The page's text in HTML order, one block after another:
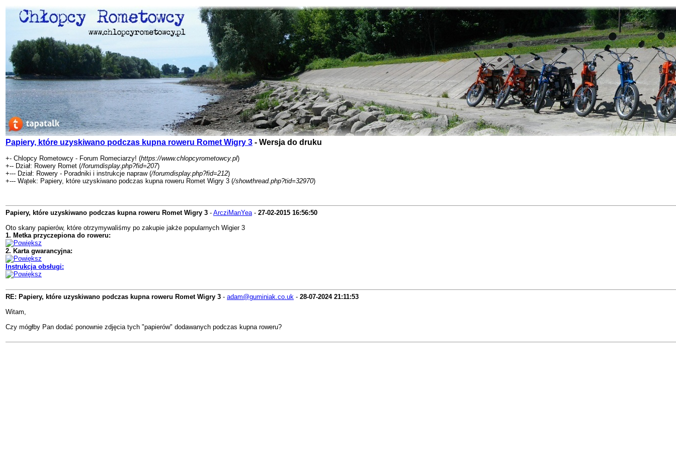
Papiery, które uzyskiwano podczas kupna roweru Romet Wigry 3 - Wersja do druku
+- Chlopcy Rometowcy - Forum Romeciarzy! (https://www.chlopcyrometowcy.pl)
+-- Dział: Rowery Romet (/forumdisplay.php?fid=207)
+--- Dział: Rowery - Poradniki i instrukcje napraw (/forumdisplay.php?fid=212)
+--- Wątek: Papiery, które uzyskiwano podczas kupna roweru Romet Wigry 3 (/showthread.php?tid=32970)
Papiery, które uzyskiwano podczas kupna roweru Romet Wigry 3 - ArcziManYea- 27-02-2015 16:56:50
Oto skany papierów, które otrzymywaliśmy po zakupie jakże popularnych Wigier 3
1. Metka przyczepiona do roweru:
2. Karta gwarancyjna:
Instrukcja obsługi:
RE: Papiery, które uzyskiwano podczas kupna roweru Romet Wigry 3 - adam@guminiak.co.uk - 28-07-2024 21:11:53
Witam,
Czy mógłby Pan dodać ponownie zdjęcia tych "papierów" dodawanych podczas kupna roweru?